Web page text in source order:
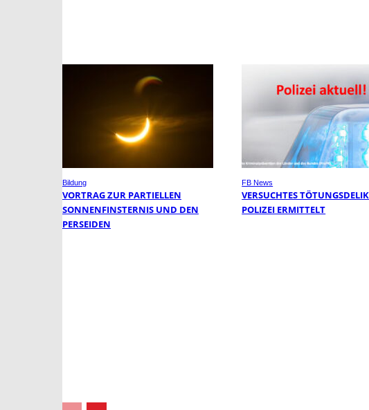
Bildung
VORTRAG ZUR PARTIELLEN
SONNENFINSTERNIS UND DEN
PERSEIDEN
FB News
VERSUCHTES
POLIZEI ERMITTELT